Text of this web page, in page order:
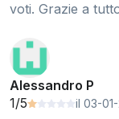
voti. Grazie a
Alessandro P
1/5
il 03-01-